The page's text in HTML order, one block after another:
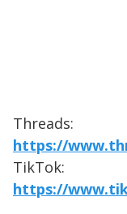
Threads:
https://
TikTok:
https://